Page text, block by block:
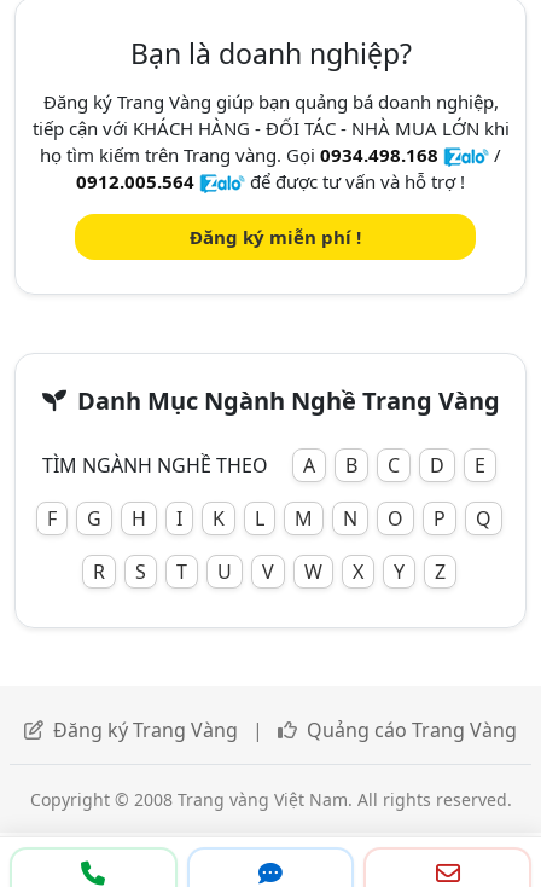
Bạn là doanh nghiệp?
Đăng ký Trang Vàng giúp bạn quảng bá doanh nghiệp,
tiếp cận với KHÁCH HÀNG - ĐỐI TÁC - NHÀ MUA LỚN khi
họ tìm kiếm trên Trang vàng. Gọi 0934.498.168
/
0912.005.564
để được tư vấn và hỗ trợ !
Đăng ký miễn phí !
Danh Mục Ngành Nghề Trang Vàng
TÌM NGÀNH NGHỀ THEO A B C D
E
F
G H I K L M N O P
Q
R
S T U V W X Y Z
Đăng ký Trang Vàng | Quảng cáo Trang Vàng
Copyright © 2008 Trang vàng Việt Nam. All rights reserved.